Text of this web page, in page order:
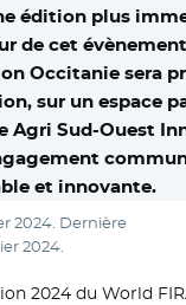
édition plus
de cet
Occitanie sera
sur un espace
Agri Sud-Ouest
et innovante.
2024. Dernière
2024.
2024 du World